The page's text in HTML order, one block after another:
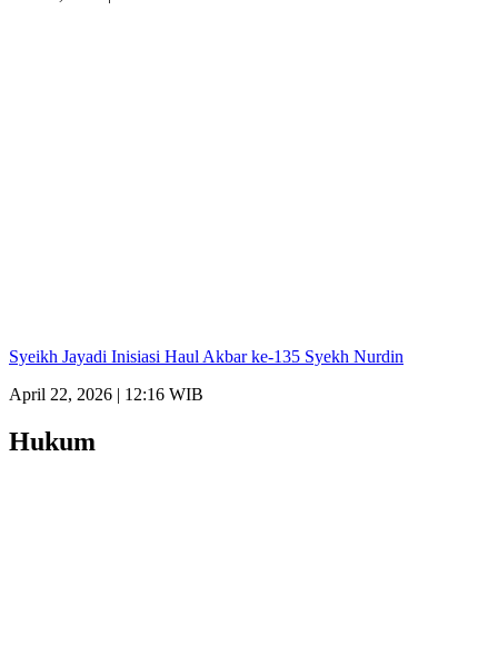
Syeikh Jayadi Inisiasi Haul Akbar ke-135 Syekh Nurdin
April 22, 2026 | 12:16 WIB
Hukum